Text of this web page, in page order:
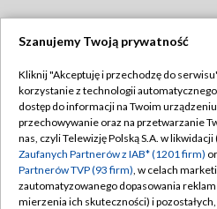
TVP
Abonament TVP
Emisja w TVP
Centrum informacji TVP
Polityka
Moje
Szanujemy Twoją prywatność
Kliknij "Akceptuję i przechodzę do
korzystanie z technologii
dostęp do informacji na Twoim
przechowywanie oraz na przetwarzanie
nas, czyli Telewizję Polską S.A. w
Zaufanych Partnerów z IAB* (1201 firm)
Partnerów TVP (93 firm), w celach
zautomatyzowanego dopasowania
mierzenia ich skuteczności) i